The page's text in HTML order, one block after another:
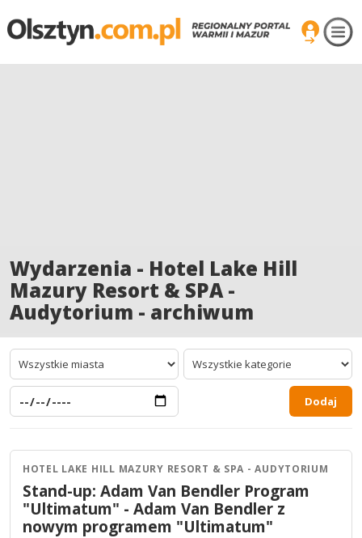
Wydarzenia - Hotel Lake Hill
Mazury Resort & SPA -
Audytorium - archiwum
Dodaj
Ostróda Stand-up
29 MAJ
2026 19:00
HOTEL LAKE HILL MAZURY RESORT & SPA - AUDYTORIUM
Stand-up: Adam Van Bendler Program
"Ultimatum" - Adam Van Bendler z
nowym programem "Ultimatum"